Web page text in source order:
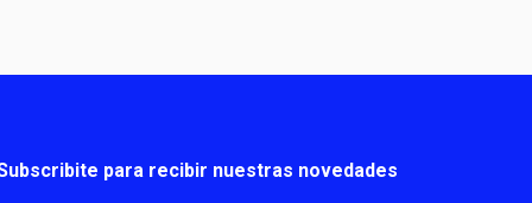
para recibir nuestras novedades